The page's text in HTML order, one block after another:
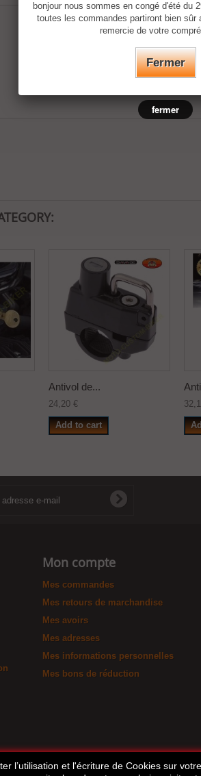
Antivol de...
24,20 €
Add to cart
Mon compte
Mes commandes
Mes retours de marchandise
Mes avoirs
Mes adresses
Mes informations personnelles
Mes bons de réduction
l’utilisation et l'écriture de Cookies sur
bonjour nous sommes en congé d'été du
toutes les commandes partiront bien sûr
remercie de votre
Fermer
fermer